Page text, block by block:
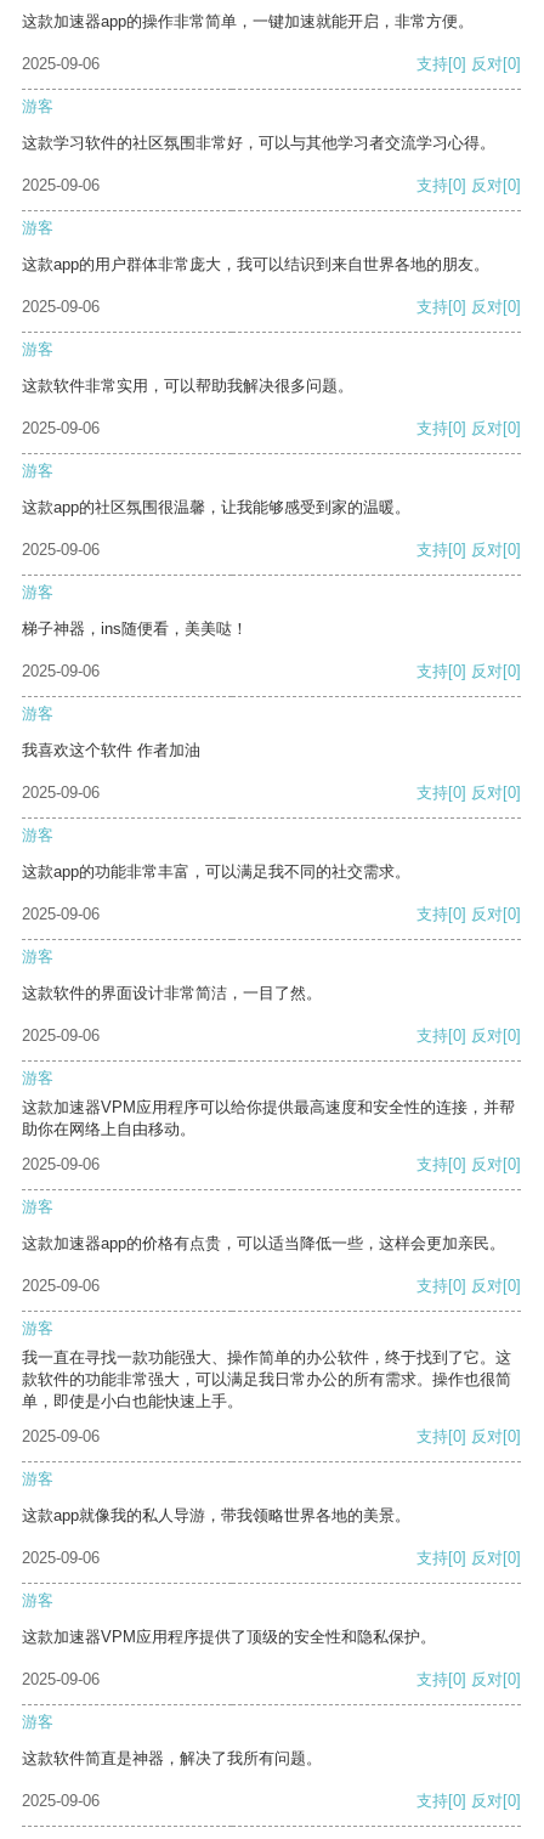
这款加速器app的操作非常简单，一键加速就能开启，非常方便。
2025-09-06 支持[0] 反对[0]
游客
这款学习软件的社区氛围非常好，可以与其他学习者交流学习心得。
2025-09-06 支持[0] 反对[0]
游客
这款app的用户群体非常庞大，我可以结识到来自世界各地的朋友。
2025-09-06 支持[0] 反对[0]
游客
这款软件非常实用，可以帮助我解决很多问题。
2025-09-06 支持[0] 反对[0]
游客
这款app的社区氛围很温馨，让我能够感受到家的温暖。
2025-09-06 支持[0] 反对[0]
游客
梯子神器，ins随便看，美美哒！
2025-09-06 支持[0] 反对[0]
游客
我喜欢这个软件 作者加油
2025-09-06 支持[0] 反对[0]
游客
这款app的功能非常丰富，可以满足我不同的社交需求。
2025-09-06 支持[0] 反对[0]
游客
这款软件的界面设计非常简洁，一目了然。
2025-09-06 支持[0] 反对[0]
游客
这款加速器VPM应用程序可以给你提供最高速度和安全性的连接，并帮
助你在网络上自由移动。
2025-09-06
支持[0] 反对[0]
游客
这款加速器app的价格有点贵，可以适当降低一些，这样会更加亲民。
2025-09-06 支持[0] 反对[0]
游客
我一直在寻找一款功能强大、操作简单的办公软件，终于找到了它。这
款软件的功能非常强大，可以满足我日常办公的所有需求。操作也很简
单，即使是小白也能快速上手。
2025-09-06
支持[0] 反对[0]
游客
这款app就像我的私人导游，带我领略世界各地的美景。
2025-09-06 支持[0] 反对[0]
游客
这款加速器VPM应用程序提供了顶级的安全性和隐私保护。
2025-09-06 支持[0] 反对[0]
游客
这款软件简直是神器，解决了我所有问题。
2025-09-06 支持[0] 反对[0]